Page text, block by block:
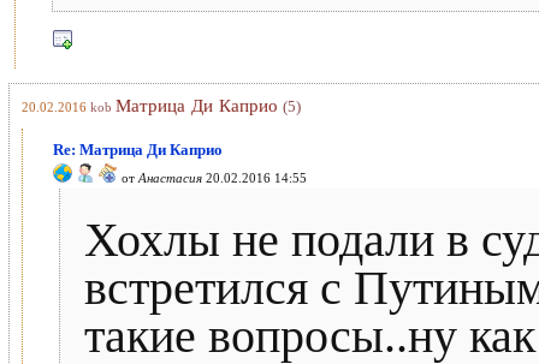
20.02.2016 kob Матрица Ди Каприо (5)
Re: Матрица Ди Каприо
от Анастасия 20.02.2016 14:55
Хохлы не подали в
встретился с
такие вопросы..ну